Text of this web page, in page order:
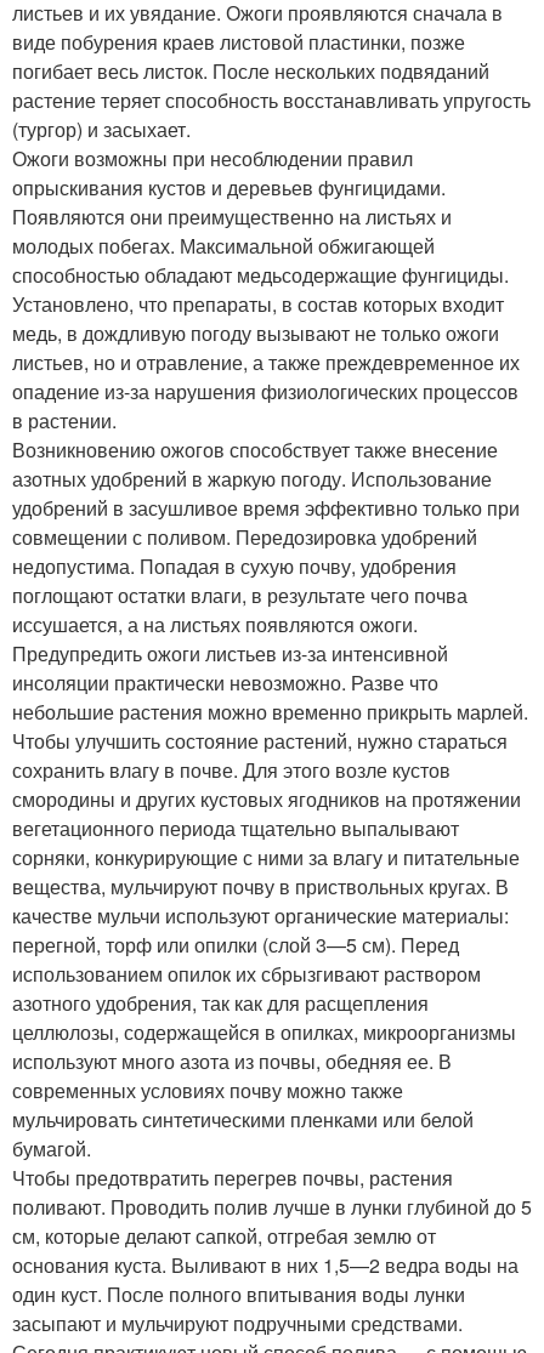
листьев и их увядание. Ожоги проявляются сначала в
виде побурения краев листовой пластинки, позже
погибает весь листок. После нескольких подвяданий
растение теряет способность восстанавливать упругость
(тургор) и засыхает.
Ожоги возможны при несоблюдении правил
опрыскивания кустов и деревьев фунгицидами.
Появляются они преимущественно на листьях и
молодых побегах. Максимальной обжигающей
способностью обладают медьсодержащие фунгициды.
Установлено, что препараты, в состав которых входит
медь, в дождливую погоду вызывают не только ожоги
листьев, но и отравление, а также преждевременное их
опадение из-за нарушения физиологических процессов
в растении.
Возникновению ожогов способствует также внесение
азотных удобрений в жаркую погоду. Использование
удобрений в засушливое время эффективно только при
совмещении с поливом. Передозировка удобрений
недопустима. Попадая в сухую почву, удобрения
поглощают остатки влаги, в результате чего почва
иссушается, а на листьях появляются ожоги.
Предупредить ожоги листьев из-за интенсивной
инсоляции практически невозможно. Разве что
небольшие растения можно временно прикрыть марлей.
Чтобы улучшить состояние растений, нужно стараться
сохранить влагу в почве. Для этого возле кустов
смородины и других кустовых ягодников на протяжении
вегетационного периода тщательно выпалывают
сорняки, конкурирующие с ними за влагу и питательные
вещества, мульчируют почву в приствольных кругах. В
качестве мульчи используют органические материалы:
перегной, торф или опилки (слой 3—5 см). Перед
использованием опилок их сбрызгивают раствором
азотного удобрения, так как для расщепления
целлюлозы, содержащейся в опилках, микроорганизмы
используют много азота из почвы, обедняя ее. В
современных условиях почву можно также
мульчировать синтетическими пленками или белой
бумагой.
Чтобы предотвратить перегрев почвы, растения
поливают. Проводить полив лучше в лунки глубиной до 5
см, которые делают сапкой, отгребая землю от
основания куста. Выливают в них 1,5—2 ведра воды на
один куст. После полного впитывания воды лунки
засыпают и мульчируют подручными средствами.